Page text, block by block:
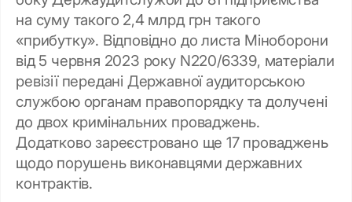
на суму такого 2,4 млрд грн такого
«прибутку». Відповідно до листа Міноборони
від 5 червня 2023 року N220/6339, матеріали
ревізії передані Державної аудиторською
службою органам правопорядку та долучені
до двох кримінальних проваджень.
Додатково зареєстровано ще 17 проваджень
щодо порушень виконавцями державних
контрактів.